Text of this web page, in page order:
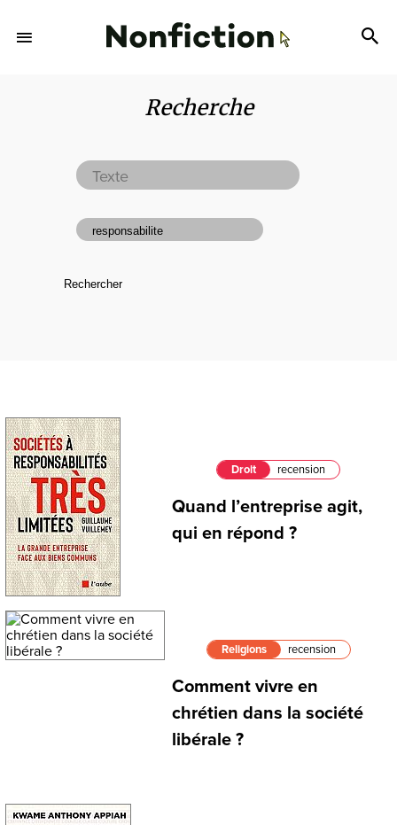
Recherche
Droit recension
Quand l’entreprise agit,
qui en répond ?
Religions recension
Comment vivre en
chrétien dans la société
libérale ?